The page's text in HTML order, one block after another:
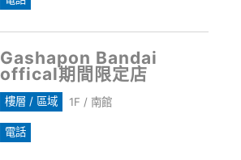
Gashapon Bandai
offical期間限定店
樓層 / 區域 1F / 南館
電話